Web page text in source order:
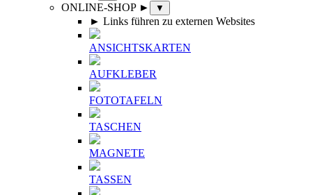
ONLINE-SHOP ► ▼
► Links führen zu externen Websites
ANSICHTSKARTEN
AUFKLEBER
FOTOTAFELN
TASCHEN
MAGNETE
TASSEN